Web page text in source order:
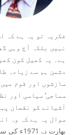
فکریہ تو یہ ہے کہ
نہیں بلکہ آج وہی
ہے۔ یہ کھیل کون
دشمن ہم سے زیادہ
سازشوں اور قوم
سماجی‘ سیاسی اور
آشیانے کو نقصان
سوال یہ ہے کہ وہ
بھارت